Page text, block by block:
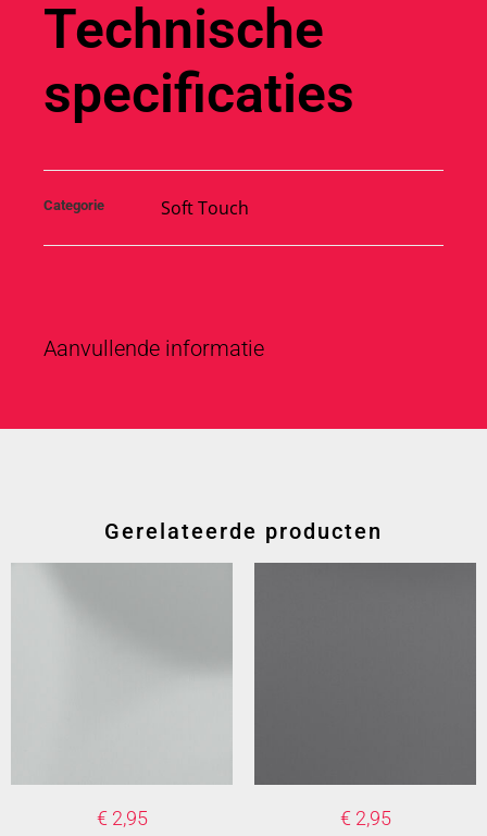
Technische
specificaties
Categorie Soft Touch
Aanvullende informatie
Gerelateerde producten
€ 2,95 € 2,95